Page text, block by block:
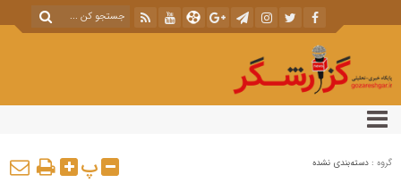
گروه : دسته‌بندی نشده پ